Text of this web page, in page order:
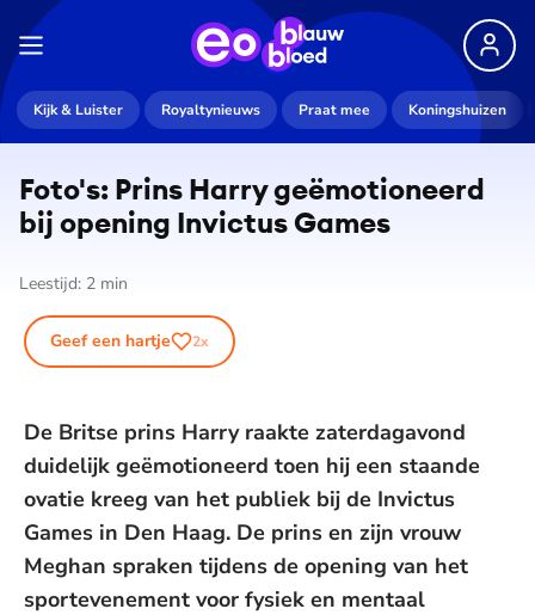
Kijk & Luister Royaltynieuws Praat mee Koningshuizen
Foto's: Prins Harry ge­ë­mo­ti­o­neerd
bij opening Invictus Games
Leestijd: 2 min
Geef een hartje 2x
De Britse prins Harry raakte zaterdagavond
duidelijk geëmotioneerd toen hij een staande
ovatie kreeg van het publiek bij de Invictus
Games in Den Haag. De prins en zijn vrouw
Meghan spraken tijdens de opening van het
sportevenement voor fysiek en mentaal